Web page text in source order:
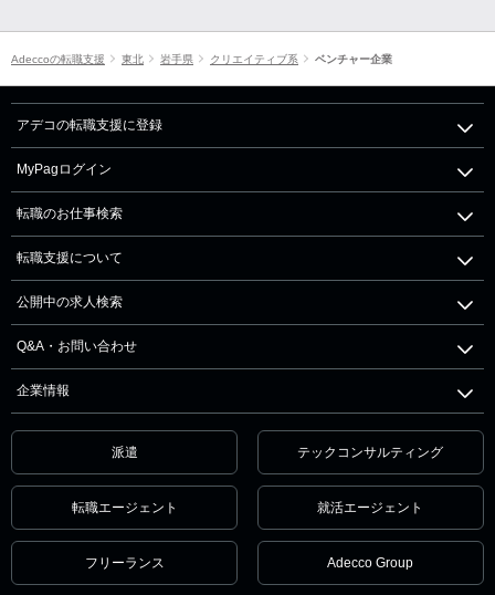
Adeccoの転職支援 東北 岩手県 クリエイティブ系 ベンチャー企業
アデコの転職支援に登録
MyPagログイン
転職のお仕事検索
転職支援について
公開中の求人検索
Q&A・お問い合わせ
企業情報
派遣 テックコンサルティング
転職エージェント 就活エージェント
フリーランス Adecco Group